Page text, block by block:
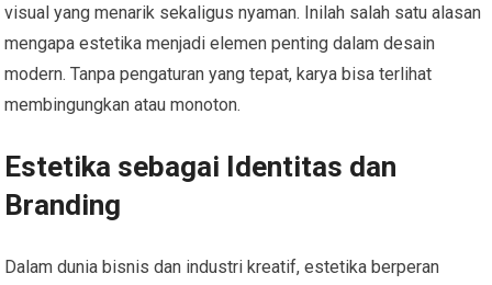
visual yang menarik sekaligus nyaman. Inilah salah satu alasan
mengapa estetika menjadi elemen penting dalam desain
modern. Tanpa pengaturan yang tepat, karya bisa terlihat
membingungkan atau monoton.
Estetika sebagai Identitas dan
Branding
Dalam dunia bisnis dan industri kreatif, estetika berperan